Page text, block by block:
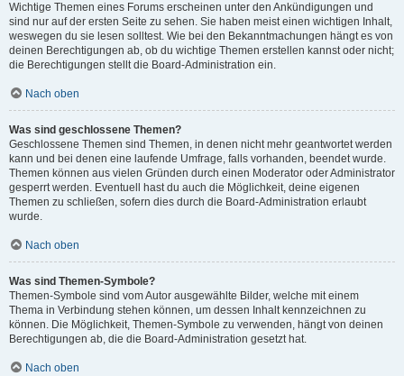
Wichtige Themen eines Forums erscheinen unter den Ankündigungen und
sind nur auf der ersten Seite zu sehen. Sie haben meist einen wichtigen Inhalt,
weswegen du sie lesen solltest. Wie bei den Bekanntmachungen hängt es von
deinen Berechtigungen ab, ob du wichtige Themen erstellen kannst oder nicht;
die Berechtigungen stellt die Board-Administration ein.
Nach oben
Was sind geschlossene Themen?
Geschlossene Themen sind Themen, in denen nicht mehr geantwortet werden
kann und bei denen eine laufende Umfrage, falls vorhanden, beendet wurde.
Themen können aus vielen Gründen durch einen Moderator oder Administrator
gesperrt werden. Eventuell hast du auch die Möglichkeit, deine eigenen
Themen zu schließen, sofern dies durch die Board-Administration erlaubt
wurde.
Nach oben
Was sind Themen-Symbole?
Themen-Symbole sind vom Autor ausgewählte Bilder, welche mit einem
Thema in Verbindung stehen können, um dessen Inhalt kennzeichnen zu
können. Die Möglichkeit, Themen-Symbole zu verwenden, hängt von deinen
Berechtigungen ab, die die Board-Administration gesetzt hat.
Nach oben